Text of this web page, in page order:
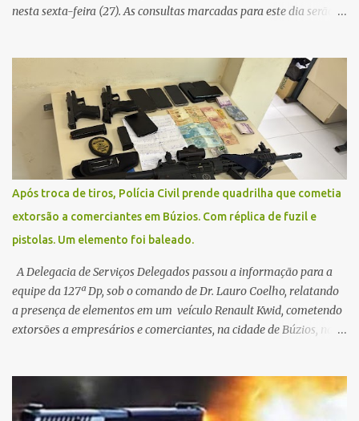
nesta sexta-feira (27). As consultas marcadas para este dia serão
Contamos com a compreensão de toda população, pois se trata de
uma situação climática que foge ao controle da administração
pública.
Após troca de tiros, Polícia Civil prende quadrilha que cometia
extorsão a comerciantes em Búzios. Com réplica de fuzil e
pistolas. Um elemento foi baleado.
A Delegacia de Serviços Delegados passou a informação para a
equipe da 127ª Dp, sob o comando de Dr. Lauro Coelho, relatando
a presença de elementos em um veículo Renault Kwid, cometendo
extorsões a empresários e comerciantes, na cidade de Búzios, na
fugir da cidade Buziana. Um dos detidos é policial civil e este foi
baleado na perna na troca de tiros . Na ocorrência, três armas,